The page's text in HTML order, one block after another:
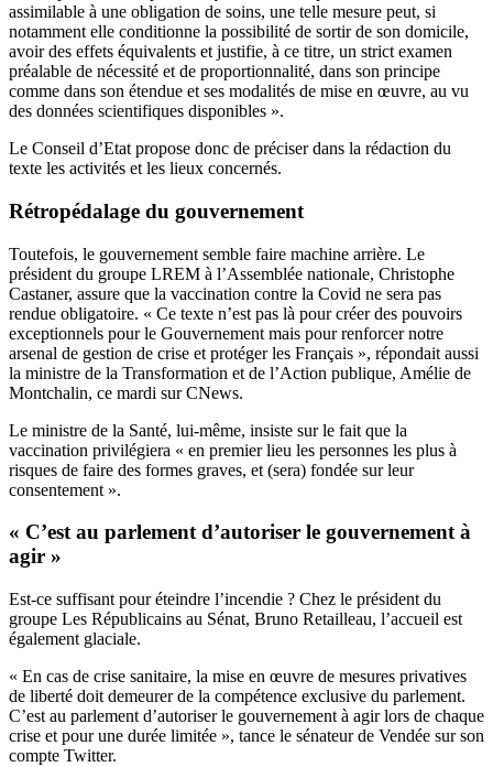
assimilable à une obligation de soins, une telle mesure peut, si
notamment elle conditionne la possibilité de sortir de son domicile,
avoir des effets équivalents et justifie, à ce titre, un strict examen
préalable de nécessité et de proportionnalité, dans son principe
comme dans son étendue et ses modalités de mise en œuvre, au vu
des données scientifiques disponibles ».
Le Conseil d’Etat propose donc de préciser dans la rédaction du
texte les activités et les lieux concernés.
Rétropédalage du gouvernement
Toutefois, le gouvernement semble faire machine arrière. Le
président du groupe LREM à l’Assemblée nationale, Christophe
Castaner, assure que la vaccination contre la Covid ne sera pas
rendue obligatoire. « Ce texte n’est pas là pour créer des pouvoirs
exceptionnels pour le Gouvernement mais pour renforcer notre
arsenal de gestion de crise et protéger les Français », répondait aussi
la ministre de la Transformation et de l’Action publique, Amélie de
Montchalin, ce mardi sur CNews.
Le ministre de la Santé, lui-même, insiste sur le fait que la
vaccination privilégiera « en premier lieu les personnes les plus à
risques de faire des formes graves, et (sera) fondée sur leur
consentement ».
« C’est au parlement d’autoriser le gouvernement à
agir »
Est-ce suffisant pour éteindre l’incendie ? Chez le président du
groupe Les Républicains au Sénat, Bruno Retailleau, l’accueil est
également glaciale.
« En cas de crise sanitaire, la mise en œuvre de mesures privatives
de liberté doit demeurer de la compétence exclusive du parlement.
C’est au parlement d’autoriser le gouvernement à agir lors de chaque
crise et pour une durée limitée », tance le sénateur de Vendée sur son
compte Twitter.